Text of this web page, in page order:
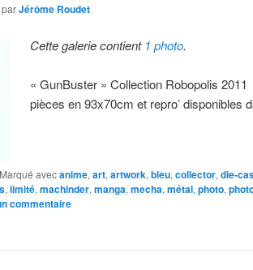
parJérôme Roudet
Cette galerie contient 1 photo.
« GunBuster » Collection Robopolis
pièces en 93x70cm et repro’ disponibles
Marqué avecanime, art, artwork, bleu, collector, die-
, limité, machinder, manga, mecha, métal, photo,
commentaire